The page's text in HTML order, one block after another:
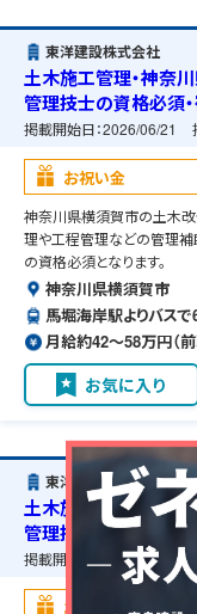
東洋建設株式会社
土木施工管理・神奈
管理技士の資格必須
掲載開始日：2026/06/21
お祝い金
神奈川県横須賀市の土木
理や工程管理などの管理補
の資格必須となります。
神奈川県横須賀市
馬堀海岸駅よりバス
月給約42〜58万円（
お気に入り
東洋建設株式会社
土木施工管理・神奈
管理技士の資格必須
掲載開始日： 2026/06/20
お祝い金